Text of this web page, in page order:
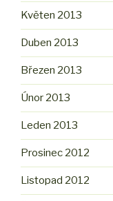
Květen 2013
Duben 2013
Březen 2013
Únor 2013
Leden 2013
Prosinec 2012
Listopad 2012